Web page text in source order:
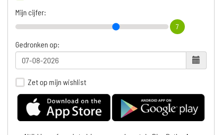
Mijn cijfer:
7
Gedronken op:
Zet op mijn wishlist